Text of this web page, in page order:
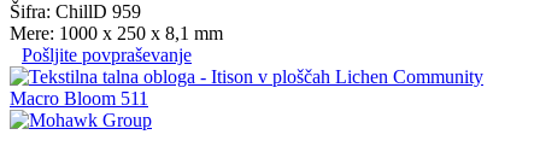
Šifra: ChillD 959
Mere: 1000 x 250 x 8,1 mm
Pošljite povpraševanje